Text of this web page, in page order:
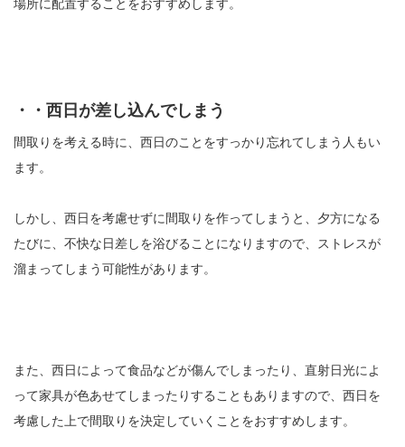
場所に配置することをおすすめします。
・・西日が差し込んでしまう
間取りを考える時に、西日のことをすっかり忘れてしまう人もい
ます。
しかし、西日を考慮せずに間取りを作ってしまうと、夕方になる
たびに、不快な日差しを浴びることになりますので、ストレスが
溜まってしまう可能性があります。
また、西日によって食品などが傷んでしまったり、直射日光によ
って家具が色あせてしまったりすることもありますので、西日を
考慮した上で間取りを決定していくことをおすすめします。